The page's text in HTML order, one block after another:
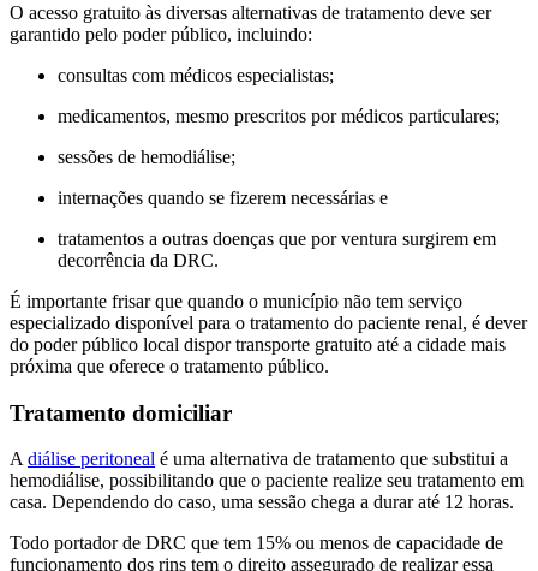
O acesso gratuito às diversas alternativas de tratamento deve ser
garantido pelo poder público, incluindo:
consultas com médicos especialistas;
medicamentos, mesmo prescritos por médicos particulares;
sessões de hemodiálise;
internações quando se fizerem necessárias e
tratamentos a outras doenças que por ventura surgirem em
decorrência da DRC.
É importante frisar que quando o município não tem serviço
especializado disponível para o tratamento do paciente renal, é dever
do poder público local dispor transporte gratuito até a cidade mais
próxima que oferece o tratamento público.
Tratamento domiciliar
A diálise peritoneal é uma alternativa de tratamento que substitui a
hemodiálise, possibilitando que o paciente realize seu tratamento em
casa. Dependendo do caso, uma sessão chega a durar até 12 horas.
Todo portador de DRC que tem 15% ou menos de capacidade de
funcionamento dos rins tem o direito assegurado de realizar essa